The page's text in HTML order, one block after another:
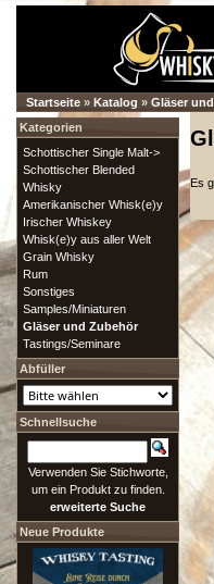
Startseite » Katalog » Gläser
Es
Kategorien
Schottischer Single Malt->
Schottischer Blended
Whisky
Amerikanischer Whisk(e)y
Irischer Whiskey
Whisk(e)y aus aller Welt
Grain Whisky
Rum
Sonstiges
Samples/Miniaturen
Gläser und Zubehör
Tastings/Seminare
Abfüller
Schnellsuche
Verwenden Sie Stichworte,
um ein Produkt zu finden.
erweiterte Suche
Neue Produkte